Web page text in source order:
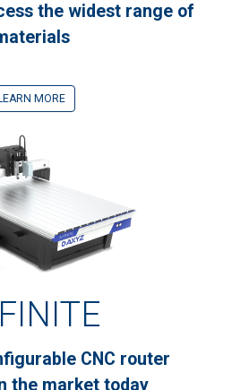
the widest range of
MORE
CNC router
the market today